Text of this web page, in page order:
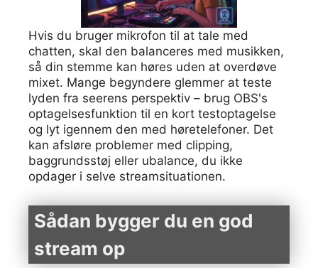
Hvis du bruger mikrofon til at tale med
chatten, skal den balanceres med musikken,
så din stemme kan høres uden at overdøve
mixet. Mange begyndere glemmer at teste
lyden fra seerens perspektiv – brug OBS's
optagelsesfunktion til en kort testoptagelse
og lyt igennem den med høretelefoner. Det
kan afsløre problemer med clipping,
baggrundsstøj eller ubalance, du ikke
opdager i selve streamsituationen.
Sådan bygger du en god
stream op